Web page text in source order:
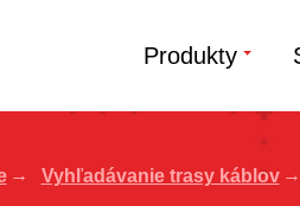
Produkty
Vyhľadávanie trasy káblov